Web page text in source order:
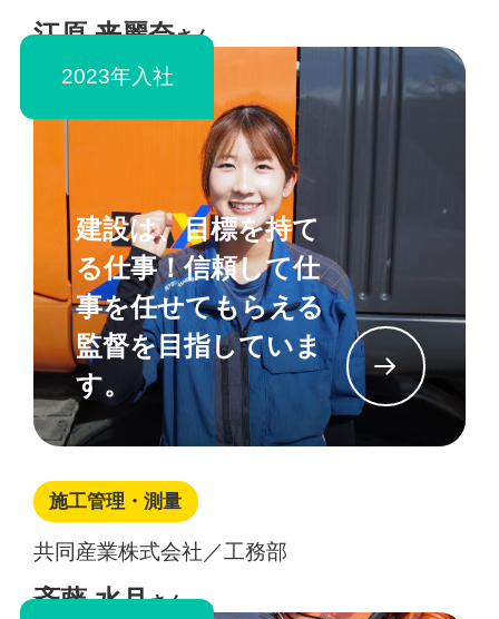
江原 来麗奈さん
2023年入社
建設は、目標を持て
る仕事！信頼して仕
事を任せてもらえる
監督を目指していま
す。
イン
施工管理・測量
共同産業株式会社／工務部
斉藤 水月さん